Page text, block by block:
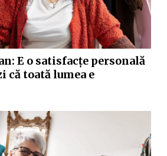
E o satisfacțe personală
că toată lumea e